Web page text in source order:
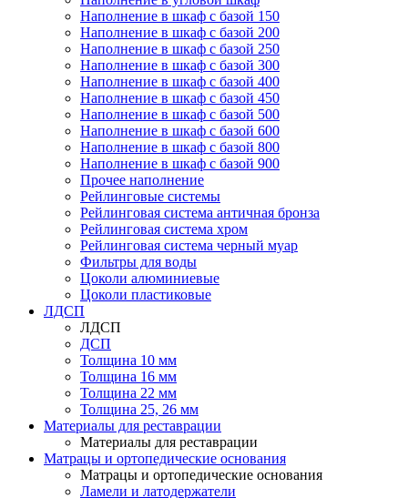
Наполнение в шкаф с базой 150
Наполнение в шкаф с базой 200
Наполнение в шкаф с базой 250
Наполнение в шкаф с базой 300
Наполнение в шкаф с базой 400
Наполнение в шкаф с базой 450
Наполнение в шкаф с базой 500
Наполнение в шкаф с базой 600
Наполнение в шкаф с базой 800
Наполнение в шкаф с базой 900
Прочее наполнение
Рейлинговые системы
Рейлинговая система античная бронза
Рейлинговая система хром
Рейлинговая система черный муар
Фильтры для воды
Цоколи алюминиевые
Цоколи пластиковые
ЛДСП
ЛДСП
ДСП
Толщина 10 мм
Толщина 16 мм
Толщина 22 мм
Толщина 25, 26 мм
Материалы для реставрации
Материалы для реставрации
Матрацы и ортопедические основания
Матрацы и ортопедические основания
Ламели и латодержатели